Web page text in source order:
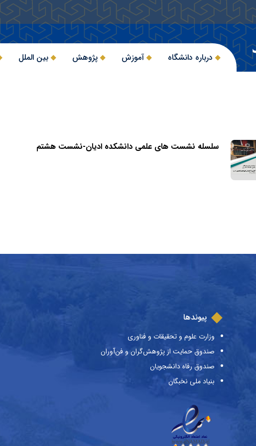
درباره دانشگاه آموزش پژوهش بین الملل
سلسله نشست های علمی دانشکده ادیان-نشست هشتم
پیوندها
وزارت علوم و تحقیقات و فناوری
صندوق حمایت از پژوهش‌گران و فن‌آوران
صندوق رفاه دانشجویان
بنیاد ملی نخبگان